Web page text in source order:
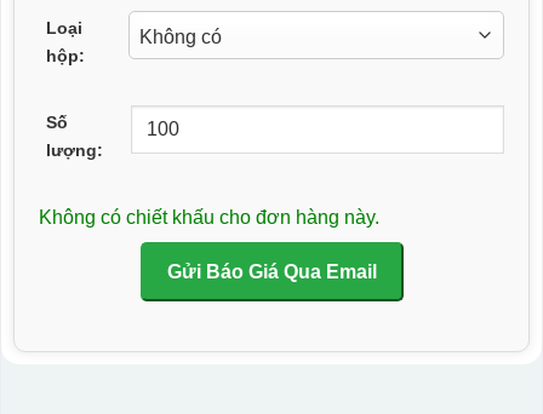
Loại
hộp:
Số
lượng:
Không có chiết khấu cho đơn hàng này.
Gửi Báo Giá Qua Email